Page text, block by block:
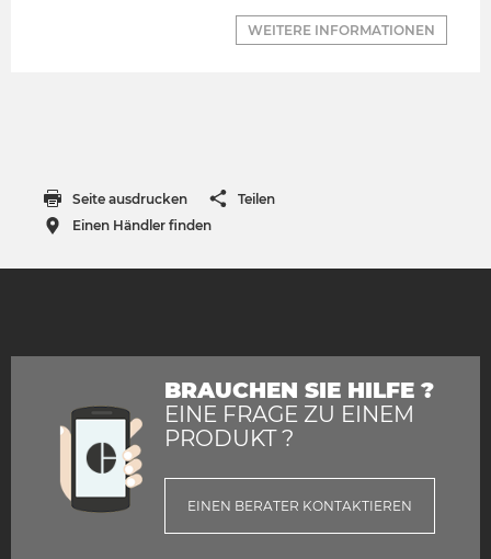
WEITERE INFORMATIONEN
Seite ausdrucken
Teilen
Einen Händler finden
BRAUCHEN SIE HILFE ?
EINE FRAGE ZU EINEM
PRODUKT ?
EINEN BERATER KONTAKTIEREN